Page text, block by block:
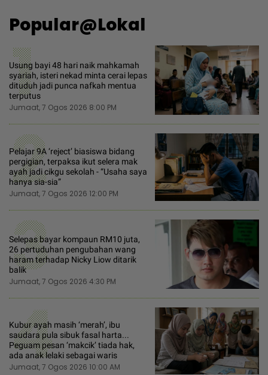
Popular@Lokal
1
Usung bayi 48 hari naik mahkamah
syariah, isteri nekad minta cerai lepas
dituduh jadi punca nafkah mentua
terputus
Jumaat, 7 Ogos 2026 8:00 PM
2
Pelajar 9A ‘reject’ biasiswa bidang
pergigian, terpaksa ikut selera mak
ayah jadi cikgu sekolah - “Usaha saya
hanya sia-sia”
Jumaat, 7 Ogos 2026 12:00 PM
3
Selepas bayar kompaun RM10 juta,
26 pertuduhan pengubahan wang
haram terhadap Nicky Liow ditarik
balik
Jumaat, 7 Ogos 2026 4:30 PM
4
Kubur ayah masih ‘merah’, ibu
saudara pula sibuk fasal harta...
Peguam pesan ‘makcik’ tiada hak,
ada anak lelaki sebagai waris
Jumaat, 7 Ogos 2026 10:00 AM